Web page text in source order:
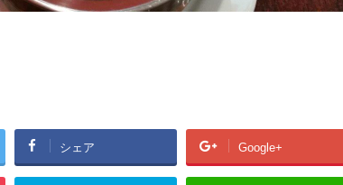
シェア Google+